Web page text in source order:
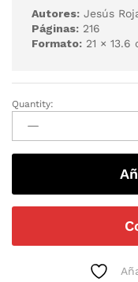
Autores: Jesús
Páginas: 216
Formato: 21 × 13.6
Quantity: